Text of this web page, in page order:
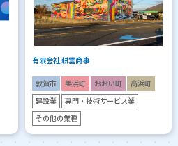
有限会社 耕雲商事
敦賀市 美浜町 おおい町 高浜町
建設業 専門・技術サービス業
その他の業種